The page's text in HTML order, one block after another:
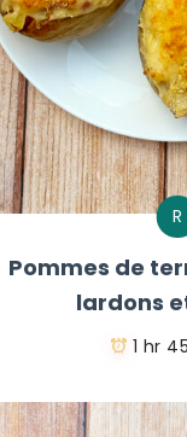
R
Pommes de
lardons
1 hr